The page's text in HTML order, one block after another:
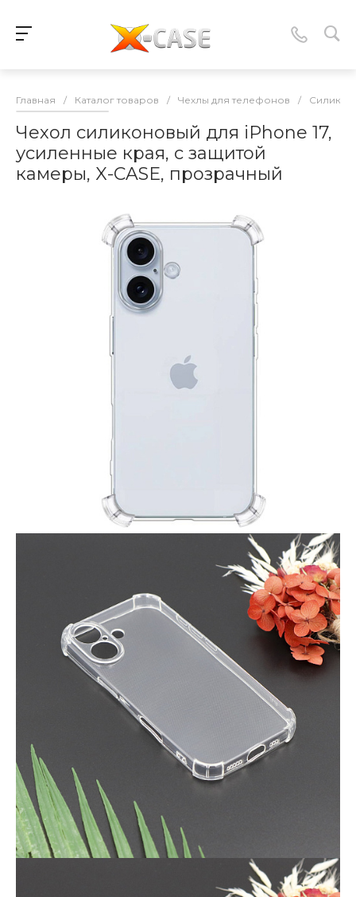
Главная / Каталог товаров / Чехлы для телефонов /
Чехол силиконовый для iPhone 17,
усиленные края, с защитой
камеры, X-CASE, прозрачный